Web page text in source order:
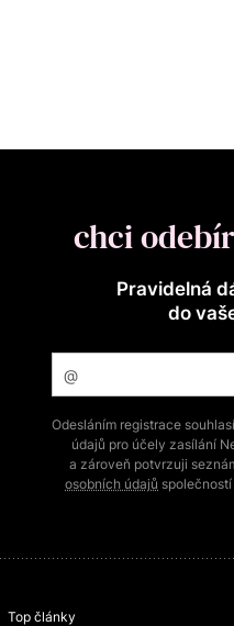
chci
Pravidelná
do
Odesláním registrace
údajů pro účely zasílání
a zároveň potvrzuji
osobních údajů
Top články